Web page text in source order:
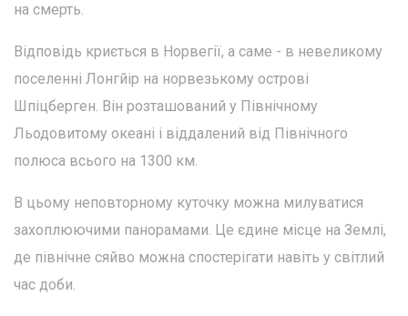
на смерть.
Відповідь криється в Норвегії, а саме - в невеликому
поселенні Лонгйір на норвезькому острові
Шпіцберген. Він розташований у Північному
Льодовитому океані і віддалений від Північного
полюса всього на 1300 км.
В цьому неповторному куточку можна милуватися
захоплюючими панорамами. Це єдине місце на Землі,
де північне сяйво можна спостерігати навіть у світлий
час доби.